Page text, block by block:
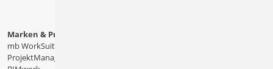
Marken & Produkte
mb WorkSuite
ProjektManager